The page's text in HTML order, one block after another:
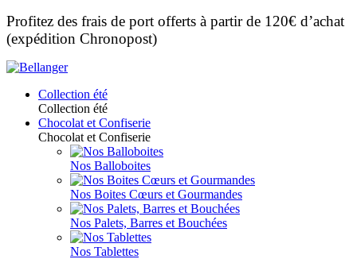
Profitez des frais de port offerts à partir de 120€ d’achat
(expédition Chronopost)
Collection été
Collection été
Chocolat et Confiserie
Chocolat et Confiserie
Nos Balloboites
Nos Boites Cœurs et Gourmandes
Nos Palets, Barres et Bouchées
Nos Tablettes